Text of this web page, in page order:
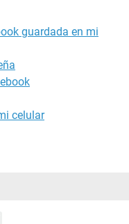
guardada en mi
celular